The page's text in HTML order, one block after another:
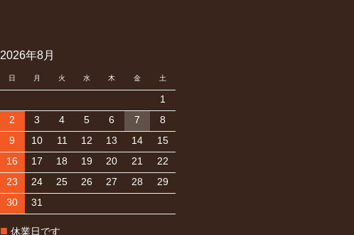
2026年8月
日 月 火 水 木 金 土
1
2
3 4 5 6 7
8
9
10 11 12 13 14
15
16
17 18 19 20 21
22
23
24 25 26 27 28
29
30
31
■ 休業日です